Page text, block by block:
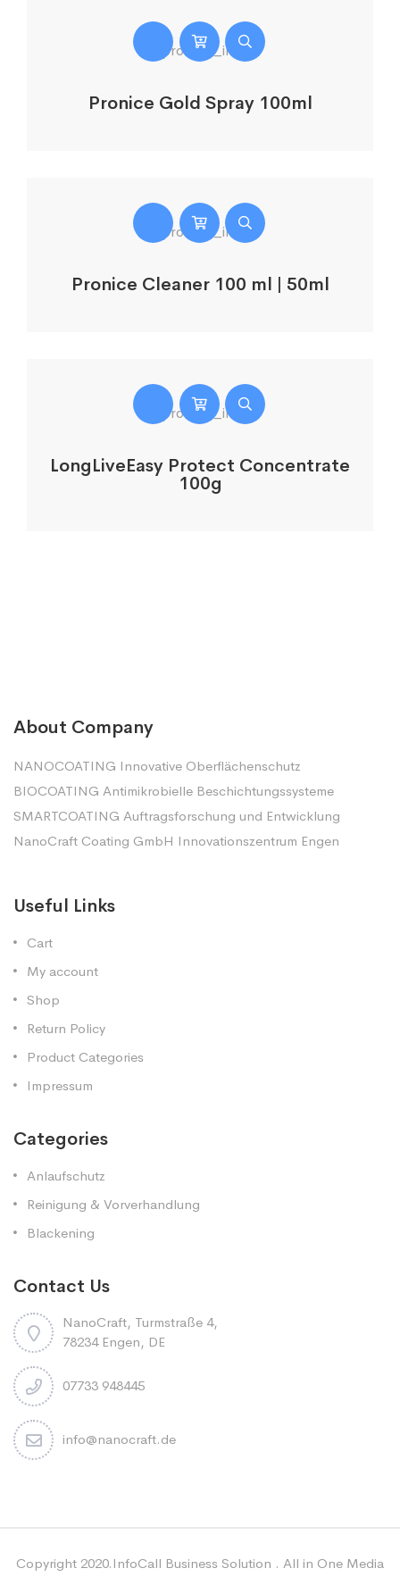
Pronice Gold Spray 100ml
Pronice Cleaner 100 ml | 50ml
LongLiveEasy Protect Concentrate
100g
About Company
NANOCOATING Innovative Oberflächenschutz
BIOCOATING Antimikrobielle Beschichtungssysteme
SMARTCOATING Auftragsforschung und Entwicklung
NanoCraft Coating GmbH Innovationszentrum Engen
Useful Links
Cart
My account
Shop
Return Policy
Product Categories
Impressum
Categories
Anlaufschutz
Reinigung & Vorverhandlung
Blackening
Contact Us
NanoCraft, Turmstraße 4,
78234 Engen, DE
07733 948445
info@nanocraft.de
Copyright 2020.InfoCall Business Solution . All in One Media